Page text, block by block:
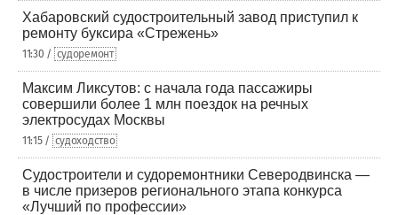
Хабаровский судостроительный завод приступил к
ремонту буксира «Стрежень»
11:30 / судоремонт
Максим Ликсутов: с начала года пассажиры
совершили более 1 млн поездок на речных
электросудах Москвы
11:15 / судоходство
Судостроители и судоремонтники Северодвинска —
в числе призеров регионального этапа конкурса
«Лучший по профессии»